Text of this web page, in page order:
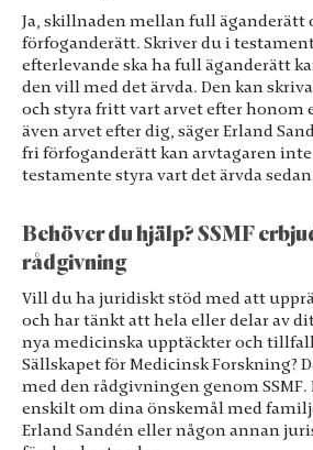
Ja, skillnaden mellan full äganderätt
förfoganderätt. Skriver du i
efterlevande ska ha full äganderätt
den vill med det ärvda. Den kan
och styra fritt vart arvet efter honom
även arvet efter dig, säger Erland
fri förfoganderätt kan arvtagaren
testamente styra vart det ärvda sedan
Behöver du hjälp? SSMF
rådgivning
Vill du ha juridiskt stöd med att
och har tänkt att hela eller delar av
nya medicinska upptäckter och
Sällskapet för Medicinsk Forskning?
med den rådgivningen genom SSMF.
enskilt om dina önskemål med
Erland Sandén eller någon annan